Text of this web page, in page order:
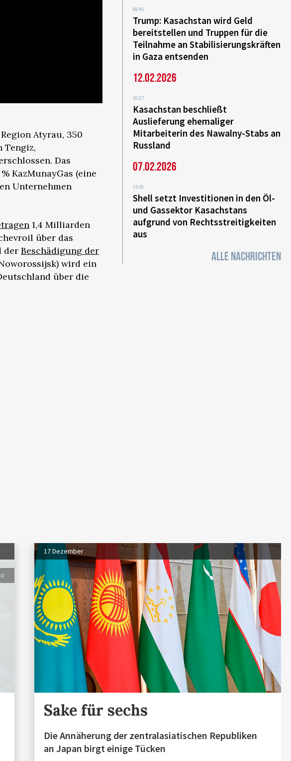
Atyrau, 350
Tengiz,
Das
KazMunayGas (eine
Unternehmen
1,4 Milliarden
über das
der Beschädigung der
wird ein
über die
08:45
Trump: Kasachstan wird Geld
bereitstellen und Truppen für die
Teilnahme an Stabilisierungskräften
in Gaza entsenden
12.02.2026
10:27
Kasachstan beschließt
Auslieferung ehemaliger
Mitarbeiterin des Nawalny-Stabs an
Russland
07.02.2026
15:10
Shell setzt Investitionen in den Öl-
und Gassektor Kasachstans
aufgrund von Rechtsstreitigkeiten
aus
ALLE NACHRICHTEN
17 Dezember
Sake für sechs
Die Annäherung der zentralasiatischen Republiken
an Japan birgt einige Tücken